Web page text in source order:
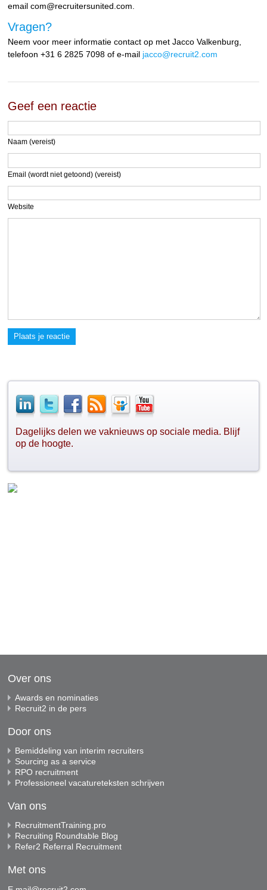
email com@recruitersunited.com.
Vragen?
Neem voor meer informatie contact op met Jacco Valkenburg,
telefoon +31 6 2825 7098 of e-mail jacco@recruit2.com
Geef een reactie
Naam (vereist)
Email (wordt niet getoond) (vereist)
Website
Plaats je reactie
Dagelijks delen we vaknieuws op sociale media. Blijf
op de hoogte.
Over ons
Awards en nominaties
Recruit2 in de pers
Door ons
Bemiddeling van interim recruiters
Sourcing as a service
RPO recruitment
Professioneel vacatureteksten schrijven
Van ons
RecruitmentTraining.pro
Recruiting Roundtable Blog
Refer2 Referral Recruitment
Met ons